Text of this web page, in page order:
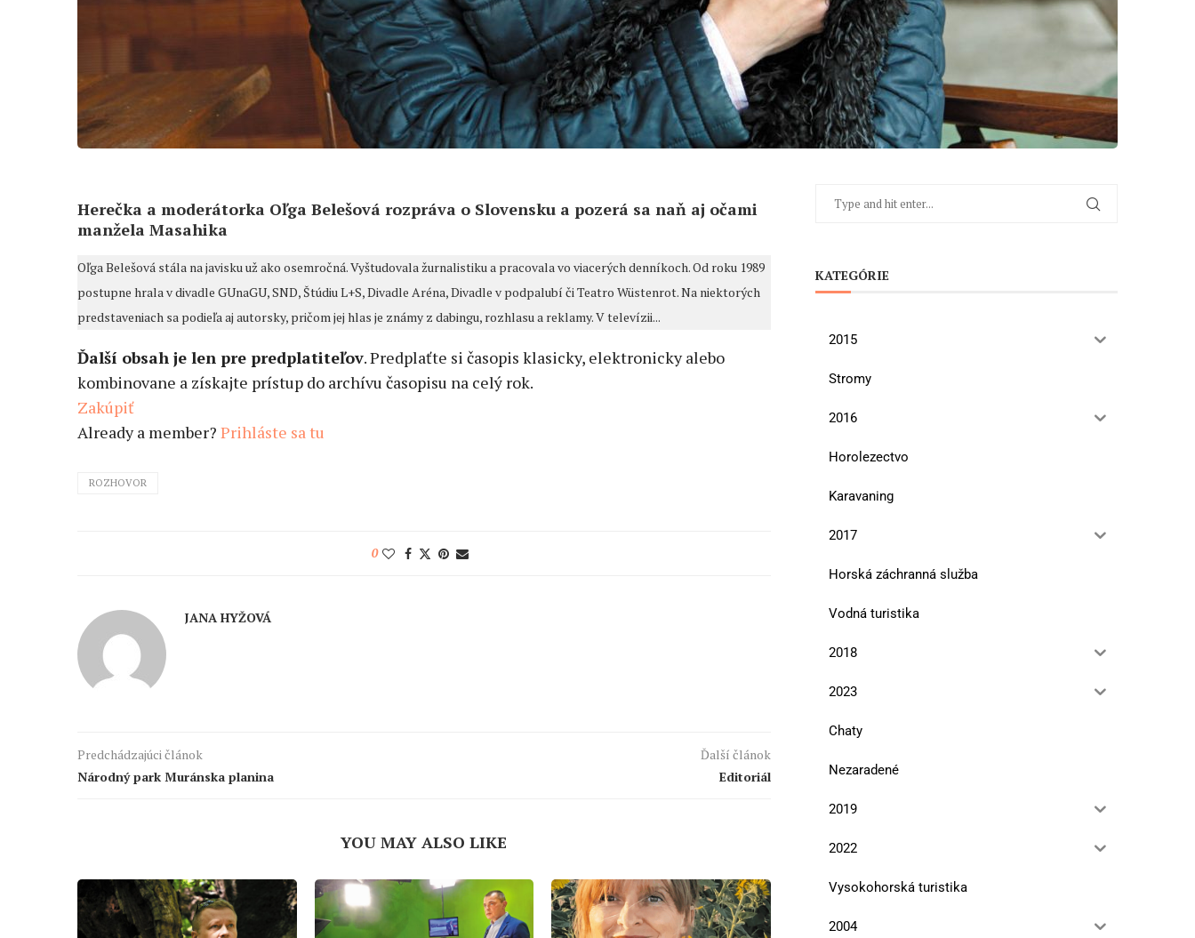
Herečka a moderátorka Oľga Belešová rozpráva o Slovensku a pozerá sa naň aj očami
manžela Masahika
Oľga Belešová stála na javisku už ako osemročná. Vyštudovala žurnalistiku a pracovala vo viacerých denníkoch. Od roku 1989
postupne hrala v divadle GUnaGU, SND, Štúdiu L+S, Divadle Aréna, Divadle v podpalubí či Teatro Wüstenrot. Na niektorých
predstaveniach sa podieľa aj autorsky, pričom jej hlas je známy z dabingu, rozhlasu a reklamy. V televízii...
Ďalší obsah je len pre predplatiteľov. Predplaťte si časopis klasicky, elektronicky alebo
kombinovane a získajte prístup do archívu časopisu na celý rok.
Zakúpiť
Already a member? Prihláste sa tu
ROZHOVOR
0
JANA HYŽOVÁ
Predchádzajúci článok
Národný park Muránska planina
Ďalší článok
Editoriál
YOU MAY ALSO LIKE
KATEGÓRIE
2015
Stromy
2016
Horolezectvo
Karavaning
2017
Horská záchranná služba
Vodná turistika
2018
2023
Chaty
Nezaradené
2019
2022
Vysokohorská turistika
2004